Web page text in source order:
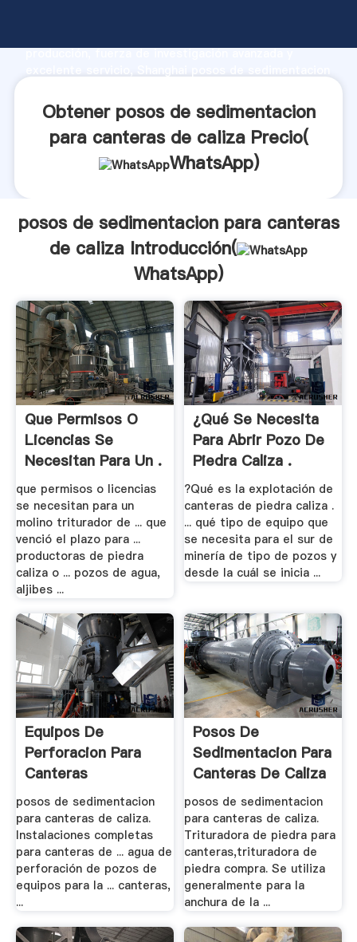
producción, fuerza de investigación avanzada y
aporta valores a todos los clientes.
Obtener posos de sedimentacion
para canteras de caliza Precio(
WhatsApp)
posos de sedimentacion para canteras
de caliza Introducción(
WhatsApp)
Que Permisos O
Licencias Se
Necesitan Para Un .
que permisos o licencias
se necesitan para un
molino triturador de ... que
venció el plazo para ...
productoras de piedra
caliza o ... pozos de agua,
aljibes ...
¿qué Se Necesita
Para Abrir Pozo De
Piedra Caliza .
?Qué es la explotación de
canteras de piedra caliza .
... qué tipo de equipo que
se necesita para el sur de
minería de tipo de pozos y
desde la cuál se inicia ...
Equipos De
Perforacion Para
Canteras
posos de sedimentacion
para canteras de caliza.
Instalaciones completas
para canteras de ... agua de
perforación de pozos de
equipos para la ... canteras,
...
Posos De
Sedimentacion Para
Canteras De Caliza
posos de sedimentacion
para canteras de caliza.
Trituradora de piedra para
canteras,trituradora de
piedra compra. Se utiliza
generalmente para la
anchura de la ...